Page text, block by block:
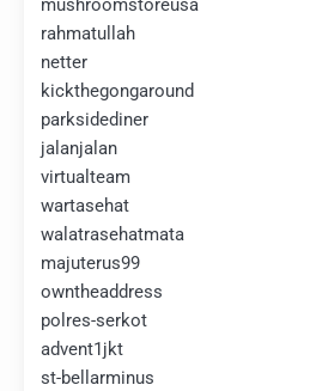
mushroomstoreusa
rahmatullah
netter
kickthegongaround
parksidediner
jalanjalan
virtualteam
wartasehat
walatrasehatmata
majuterus99
owntheaddress
polres-serkot
advent1jkt
st-bellarminus